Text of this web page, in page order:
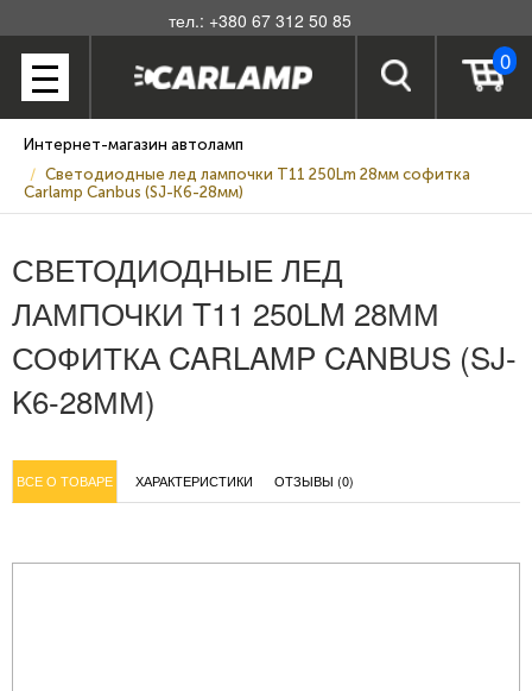
тел.: +380 67 312 50 85
0
Интернет-магазин автоламп
Светодиодные лед лампочки T11 250Lm 28мм софитка
Carlamp Canbus (SJ-K6-28мм)
СВЕТОДИОДНЫЕ ЛЕД
ЛАМПОЧКИ T11 250LM 28ММ
СОФИТКА CARLAMP CANBUS (SJ-
K6-28ММ)
ВСЕ О ТОВАРЕ ХАРАКТЕРИСТИКИ ОТЗЫВЫ (0)